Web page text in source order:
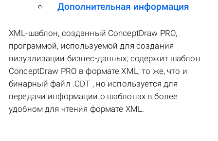
Дополнительная информация
XML-шаблон, созданный ConceptDraw PRO,
программой, используемой для создания
визуализации бизнес-данных; содержит шаблон
ConceptDraw PRO в формате XML; то же, что и
бинарный файл .CDT , но используется для
передачи информации о шаблонах в более
удобном для чтения формате XML.